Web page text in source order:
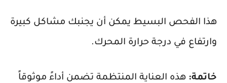
هذا الفحص البسيط يمكن أن يجنبك مشاكل كبيرة
وارتفاع في درجة حرارة المحرك.
خاتمة: هذه العناية المنتظمة تضمن أداءً موثوقاً